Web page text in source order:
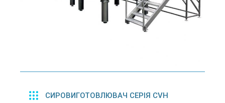
СИРОВИГОТОВЛЮВАЧ СЕРІЯ CVH